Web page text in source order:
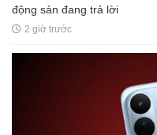
động sản đang trả lời
2 giờ trước